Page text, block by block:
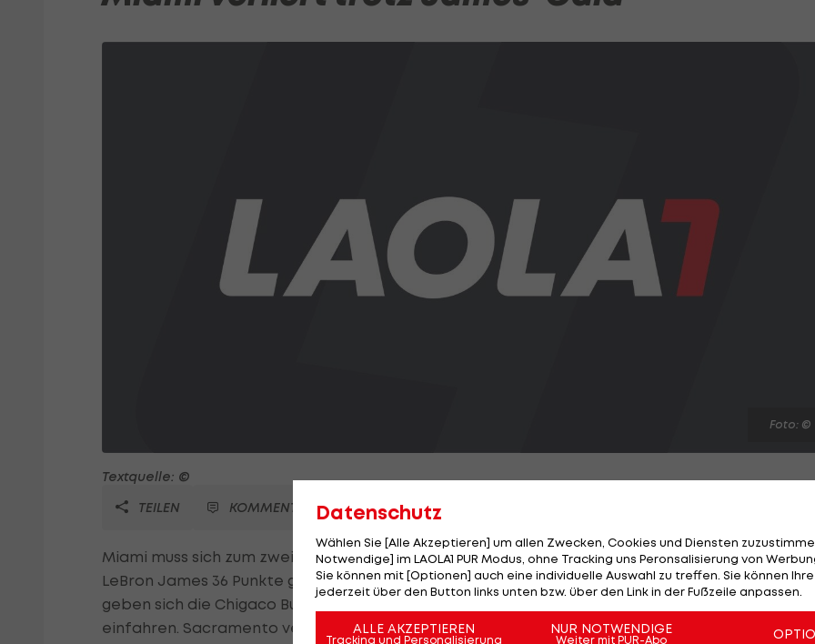
Foto: ©
Textquelle: ©
TEILEN
KOMMENTARE
Miami muss sich zum zweiten Mal in Folge den Celtics geschlagen geben. Obwohl Heat-
LeBron James 36 Punkte gelingen, verliert das Team aus Florida daheim mit 107:115. Keine Blöße
geben sich die Chigaco Bulls, die gegen die New York Knicks einen souveränen 98:86-Heimsieg
einfahren. Sacramento verliert in Dallas mit 100:110, die New Jersey Nets kassieren gegen
Datenschutz
Wählen Sie [Alle Akzeptieren] um allen Zwecken, Cookies und Diensten
Notwendige] im LAOLA1 PUR Modus, ohne Tracking uns Peronsalisierung von
Sie können mit [Optionen] auch eine individuelle Auswahl zu treffen. Sie können
jederzeit über den Button links unten bzw. über den Link in der Fußzeile anpassen.
ALLE AKZEPTIEREN
Tracking und Personalisierung
NUR NOTWENDIGE
Weiter mit PUR-Abo